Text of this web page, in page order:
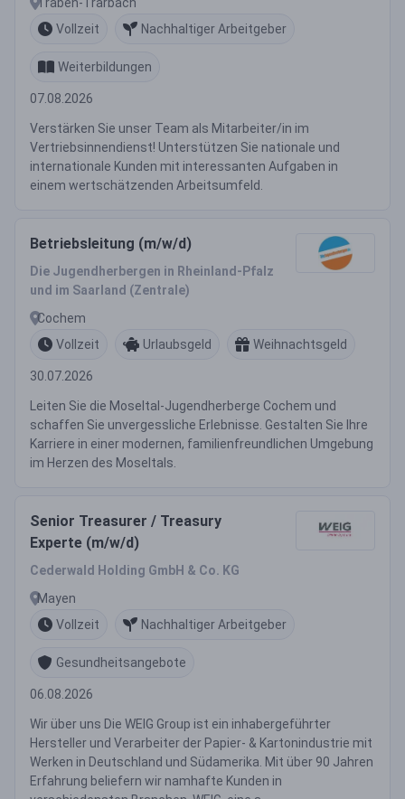
Vollzeit
Nachhaltiger Arbeitgeber
Weiterbildungen
07.08.2026
Verstärken Sie unser Team als Mitarbeiter/in im
Vertriebsinnendienst! Unterstützen Sie nationale und
internationale Kunden mit interessanten Aufgaben in
einem wertschätzenden Arbeitsumfeld.
Betriebsleitung (m/w/d)
Die Jugendherbergen in Rheinland-Pfalz
und im Saarland (Zentrale)
Cochem
Vollzeit
Urlaubsgeld Weihnachtsgeld
30.07.2026
Leiten Sie die Moseltal-Jugendherberge Cochem und
schaffen Sie unvergessliche Erlebnisse. Gestalten Sie Ihre
Karriere in einer modernen, familienfreundlichen Umgebung
im Herzen des Moseltals.
Senior Treasurer / Treasury
Experte (m/w/d)
Cederwald Holding GmbH & Co. KG
Mayen
Vollzeit
Nachhaltiger Arbeitgeber
Gesundheitsangebote
06.08.2026
Wir über uns Die WEIG Group ist ein inhabergeführter
Hersteller und Verarbeiter der Papier- & Kartonindustrie mit
Werken in Deutschland und Südamerika. Mit über 90 Jahren
Erfahrung beliefern wir namhafte Kunden in